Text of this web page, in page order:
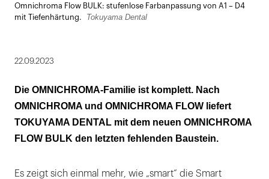
öffnen
Omnichroma Flow BULK: stufenlose Farbanpassung von A1 – D4
mit Tiefenhärtung.
Tokuyama Dental
22.09.2023
Die OMNICHROMA-Familie ist komplett. Nach
OMNICHROMA und OMNICHROMA FLOW liefert
TOKUYAMA DENTAL mit dem neuen OMNICHROMA
FLOW BULK den letzten fehlenden Baustein.
Es zeigt sich einmal mehr, wie „smart“ die Smart